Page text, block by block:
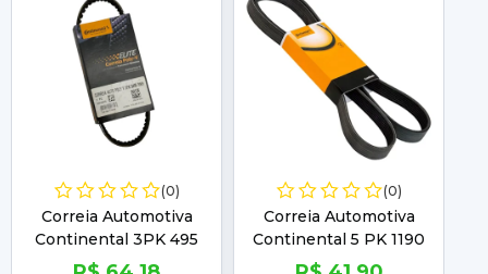
(0)
Correia Automotiva
Continental 3PK 495
(0)
Correia Automotiva
Continental 5 PK 1190